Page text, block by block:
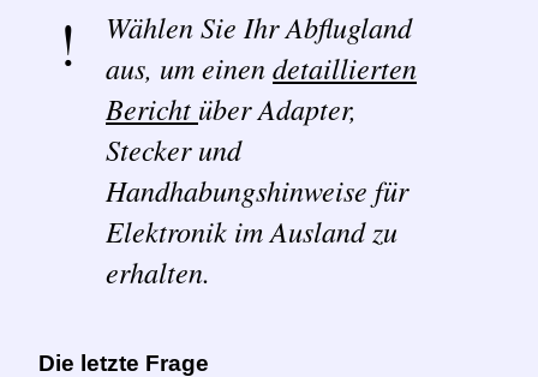
Wählen Sie Ihr Abflugland
aus, um einendetaillierten
Bericht über Adapter,
Stecker und
Handhabungshinweise für
Elektronik im Ausland zu
erhalten.
Die letzte Frage